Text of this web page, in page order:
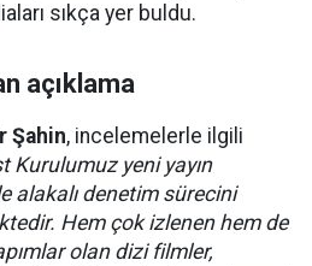
sıkça yer buldu.
açıklama
Şahin, incelemelerle ilgili
Kurulumuz yeni yayın
alakalı denetim sürecini
Hem çok izlenen hem de
olan dizi filmler,